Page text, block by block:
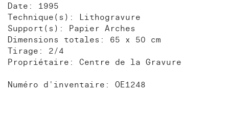
Date: 1995
Technique(s): Lithogravure
Support(s): Papier Arches
Dimensions totales: 65 x 50 cm
Tirage: 2/4
Propriétaire: Centre de la Gravure
Numéro d'inventaire: OE1248